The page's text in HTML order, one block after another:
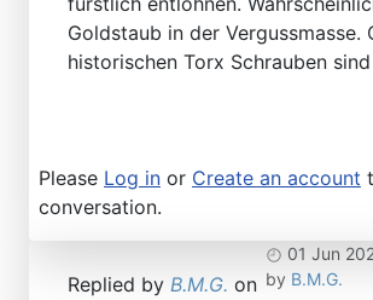
Goldstaub in der Vergussmasse.
historischen Torx Schrauben
Please Log in or Create an account
conversation.
01 Jun
by B.M.G.
Replied by B.M.G. on